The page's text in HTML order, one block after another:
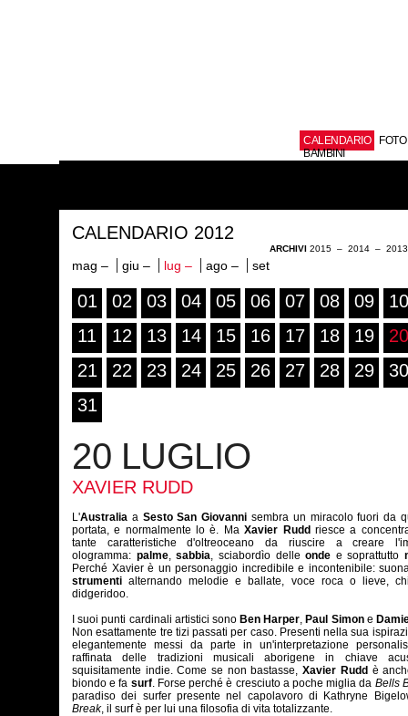
CALENDARIO
FOTO
BAMBINI
CALENDARIO 2012
ARCHIVI 2015 – 2014 –
mag – giu – lug – ago – set
01 02 03 04 05 06 07 08 09
10
11
12 13 14 15 16 17 18 19
20
21
22 23 24 25 26 27 28 29
30
31
20 LUGLIO
XAVIER RUDD
L'Australia a Sesto San Giovanni sembra un miracolo fuori da
portata, e normalmente lo è. MaXavier Rudd riesce a
tante caratteristiche d'oltreoceano da riuscire a creare
ologramma: palme,sabbia, sciabordìo delleonde e soprattutto
Perché Xavier è un personaggio incredibile e incontenibile:
strumenti alternando melodie e ballate, voce roca o lieve,
didgeridoo.
I suoi punti cardinali artistici sono Ben Harper, Paul Simone
Non esattamente tre tizi passati per caso. Presenti nella sua
elegantemente messi da parte in un'interpretazione
raffinata delle tradizioni musicali aborigene in chiave
squisitamente indie. Come se non bastasse,Xavier Rudd è
biondo e fa surf. Forse perché è cresciuto a poche miglia da Bells
paradiso dei surfer presente nel capolavoro di Kathryne
Break, il surf è per lui una filosofia di vita totalizzante.